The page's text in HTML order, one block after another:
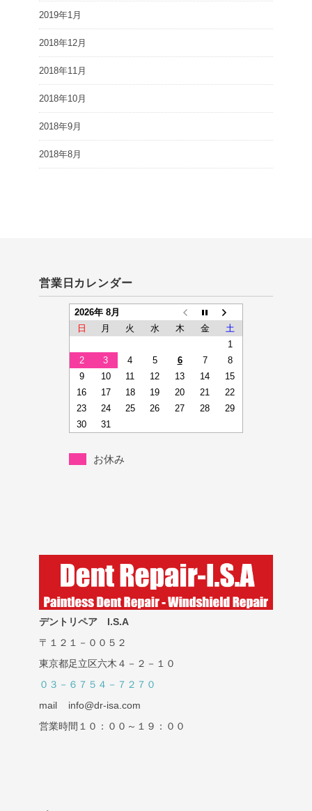
2019年1月
2018年12月
2018年11月
2018年10月
2018年9月
2018年8月
営業日カレンダー
2026年 8月
日
月 火 水 木 金
土
1
2
3 4 5 6 7
8
9
10 11 12 13 14
15
16
17 18 19 20 21
22
23
24 25 26 27 28
29
30
31
お休み
デントリペア I.S.A
〒１２１－００５２
東京都足立区六木４－２－１０
０３－６７５４－７２７０
mail info@dr-isa.com
営業時間１０：００～１９：００